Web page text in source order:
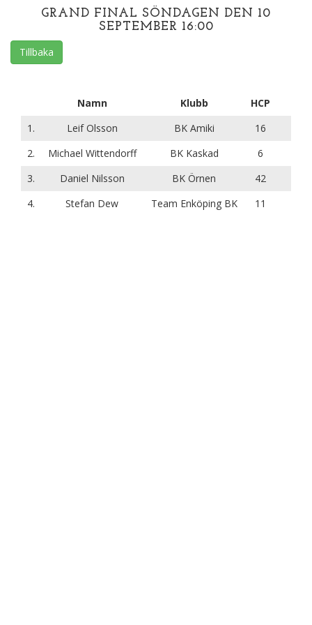
GRAND FINAL SÖNDAGEN DEN 10
SEPTEMBER 16:00
Tillbaka
Namn Klubb
HCP
1.
Leif Olsson BK Amiki
16
2.
Michael Wittendorff BK Kaskad
6
3.
Daniel Nilsson BK Örnen
42
4.
Stefan Dew Team Enköping BK 11